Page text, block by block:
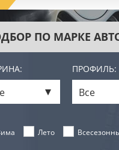
ПО МАРКЕ
ПРОФИЛЬ:
Все
Лето